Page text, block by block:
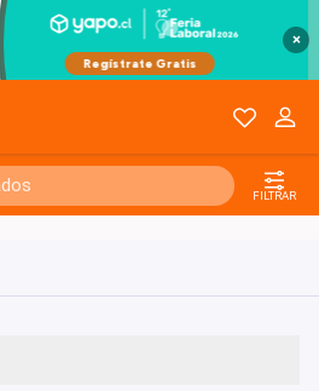
×
FILTRAR